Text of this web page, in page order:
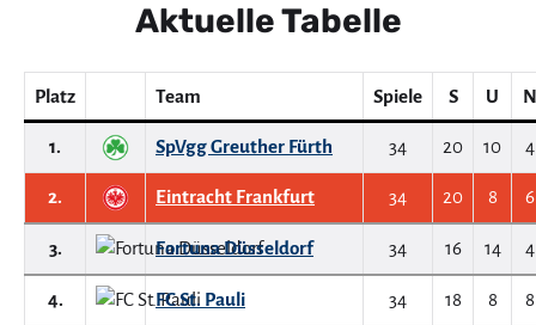
Aktuelle Tabelle
Platz Team Spiele S U N
1. SpVgg Greuther Fürth 34 20 10 4
2. Eintracht Frankfurt 34 20 8 6
3. Fortuna Düsseldorf 34 16 14 4
4. FC St. Pauli 34 18 8 8